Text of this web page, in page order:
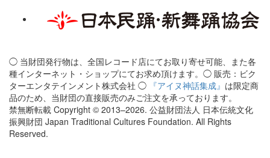
◯ 当財団発行物は、全国レコード店にてお取り寄せ可能、また各
種インターネット・ショップにてお求め頂けます。◯ 販売：ビク
ターエンタテインメント株式会社 ◯ 『アイヌ神話集成』 は限定商
品のため、当財団の直接販売のみご注文を承っております。
禁無断転載 Copyright © 2013–2026. 公益財団法人 日本伝統文化
振興財団 Japan Traditional Cultures Foundation. All Rights
Reserved.